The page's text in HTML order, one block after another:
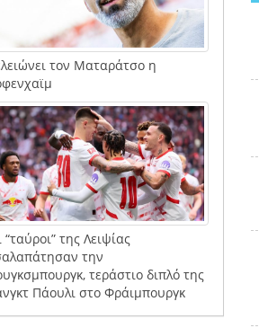
τον Ματαράτσο η
“ταύροι” της Λειψίας
την
τεράστιο διπλό της
Πάουλι στο Φράιμπουργκ